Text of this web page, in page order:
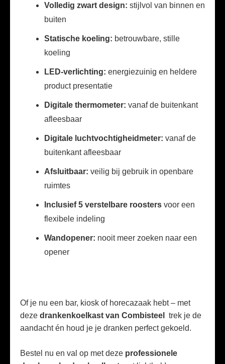
Volledig zwart design: stijlvol van binnen en
buiten
Statische koeling: betrouwbare, stille
koeling
LED-verlichting: energiezuinig en heldere
product presentatie
Digitale thermometer: vanaf de buitenkant
afleesbaar
Digitale luchtvochtigheidmeter: vanaf de
buitenkant afleesbaar
Afsluitbaar: veilig bij gebruik in openbare
ruimtes
Inclusief 5 verstelbare roosters voor een
flexibele indeling
Wandopener: nooit meer zoeken naar een
opener
Of je nu een bar, kiosk of horecazaak hebt – met
deze drankenkoelkast van Combisteel
trek je de
aandacht én houd je je dranken perfect gekoeld.
Bestel nu en val op met deze professionele